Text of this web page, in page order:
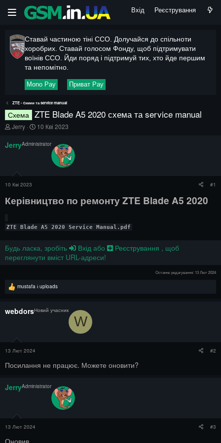
Вхід Реєстрування
Ставай частиною тіні ССО. Долучайся до спільноти
хоробрих. Ставай голосом Фонду, щоб підтримувати
воїнів ССО. Йди поряд і підтримуй тих, хто йде першим
та непомітно.
Mono Pay Приват Pay
ZTE - cхеми та service manual
Схема ZTE Blade A5 2020 схема та service manual
А
о
е
м
и
Jerry
Д
т
у
10 Кві 2023
JerryAdministrator
10 Кві 2023 #1
Керівництво по ремонту ZTE Blade A5 2020
Будь ласка, зробіть Вхід або Реєстрування , щоб
переглянути вміст URL-адреси!
Останнє редагування: 13 Лют 2024
Р
ц
mustafa і uploads
webdorsНовий учасник
W
13 Лют 2024 #2
Посилання не працює. Можете оновити?
JerryAdministrator
13 Лют 2024 #3
Оновив